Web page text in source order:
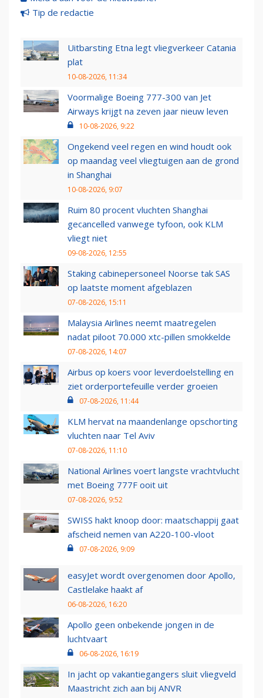
Tip de redactie
Uitbarsting Etna legt vliegverkeer Catania
plat
10-08-2026, 11:34
Voormalige Boeing 777-300 van Jet
Airways krijgt na zeven jaar nieuw leven
10-08-2026, 9:22
Ongekend veel regen en wind houdt ook
op maandag veel vliegtuigen aan de grond
in Shanghai
10-08-2026, 9:07
Ruim 80 procent vluchten Shanghai
gecancelled vanwege tyfoon, ook KLM
vliegt niet
09-08-2026, 12:55
Staking cabinepersoneel Noorse tak SAS
op laatste moment afgeblazen
07-08-2026, 15:11
Malaysia Airlines neemt maatregelen
nadat piloot 70.000 xtc-pillen smokkelde
07-08-2026, 14:07
Airbus op koers voor leverdoelstelling en
ziet orderportefeuille verder groeien
07-08-2026, 11:44
KLM hervat na maandenlange opschorting
vluchten naar Tel Aviv
07-08-2026, 11:10
National Airlines voert langste vrachtvlucht
met Boeing 777F ooit uit
07-08-2026, 9:52
SWISS hakt knoop door: maatschappij gaat
afscheid nemen van A220-100-vloot
07-08-2026, 9:09
easyJet wordt overgenomen door Apollo,
Castlelake haakt af
06-08-2026, 16:20
Apollo geen onbekende jongen in de
luchtvaart
06-08-2026, 16:19
In jacht op vakantiegangers sluit vliegveld
Maastricht zich aan bij ANVR